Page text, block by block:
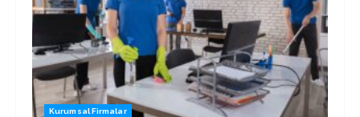
Kurumsal Firmalar